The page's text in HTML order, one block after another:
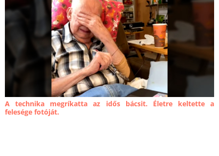
A technika megríkatta az idős bácsit. Életre keltette a
felesége fotóját.